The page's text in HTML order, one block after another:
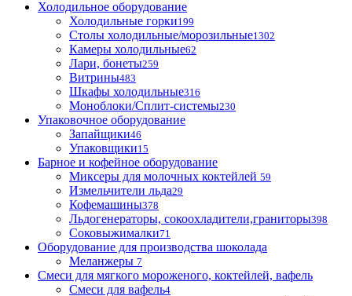
Холодильное оборудование
Холодильные горки199
Столы холодильные/морозильные1302
Камеры холодильные62
Лари, бонеты259
Витрины483
Шкафы холодильные316
Моноблоки/Сплит-системы230
Упаковочное оборудование
Запайщики46
Упаковщики15
Барное и кофейное оборудование
Миксеры для молочных коктейлей 59
Измельчители льда29
Кофемашины378
Льдогенераторы, сокоохладители,граниторы398
Соковыжималки71
Оборудование для производства шоколада
Меланжеры 7
Смеси для мягкого мороженого, коктейлей, вафель
Смеси для вафель4